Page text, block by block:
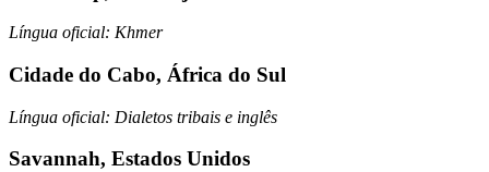
Língua oficial: Khmer
Cidade do Cabo, África do Sul
Língua oficial: Dialetos tribais e inglês
Savannah, Estados Unidos